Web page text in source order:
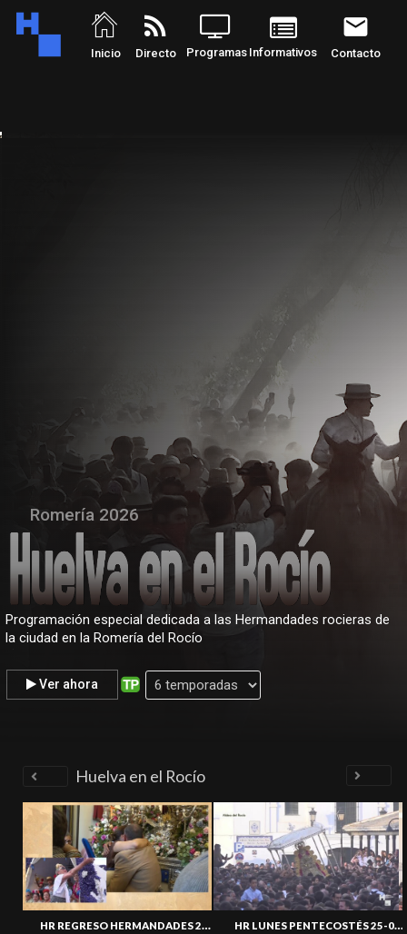
Inicio Directo Programas Informativos Contacto
rss_feed email
Programación especial dedicada a las Hermandades rocieras de
la ciudad en la Romería del Rocío
Ver ahora
Romería 2026
Huelva en el Rocío
HR REGRESO HERMANDADES 27-05-26 HR LUNES PENTECOSTÉS 25-05-26